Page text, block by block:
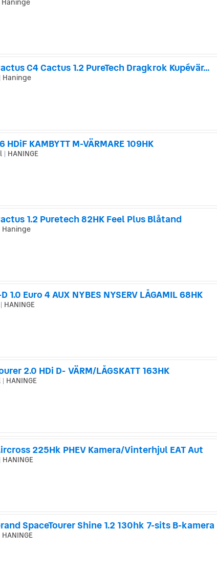
Haninge
C4 Cactus 1.2 PureTech Dragkrok Kupévär...
Haninge
HDiF KAMBYTT M-VÄRMARE 109HK
HANINGE
1.2 Puretech 82HK Feel Plus Blåtand
Haninge
1.0 Euro 4 AUX NYBES NYSERV LÅGAMIL 68HK
HANINGE
2.0 HDi D- VÄRM/LÅGSKATT 163HK
HANINGE
225Hk PHEV Kamera/Vinterhjul EAT Aut
HANINGE
SpaceTourer Shine 1.2 130hk 7-sits B-kamera
HANINGE